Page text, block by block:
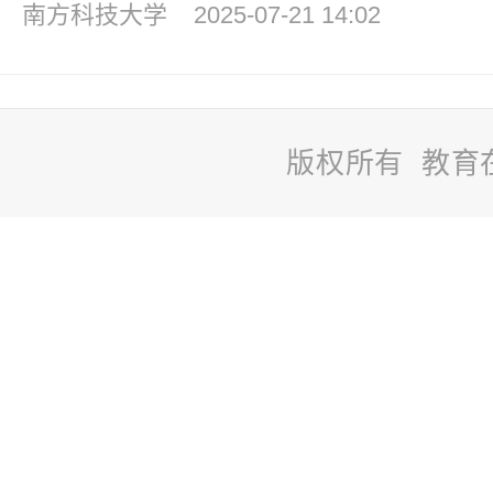
南方科技大学 2025-07-21 14:02
版权所有 教育